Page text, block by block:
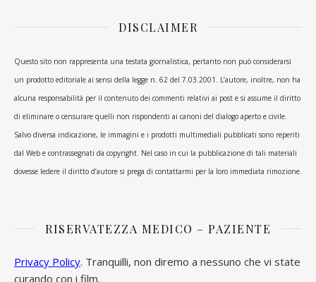
DISCLAIMER
Questo sito non rappresenta una testata giornalistica, pertanto non può considerarsi
un prodotto editoriale ai sensi della legge n. 62 del 7.03.2001. L’autore, inoltre, non ha
alcuna responsabilità per il contenuto dei commenti relativi ai post e si assume il diritto
di eliminare o censurare quelli non rispondenti ai canoni del dialogo aperto e civile.
Salvo diversa indicazione, le immagini e i prodotti multimediali pubblicati sono reperiti
dal Web e contrassegnati da copyright. Nel caso in cui la pubblicazione di tali materiali
dovesse ledere il diritto d’autore si prega di contattarmi per la loro immediata rimozione.
RISERVATEZZA MEDICO – PAZIENTE
Privacy Policy. Tranquilli, non diremo a nessuno che vi state
curando con i film.